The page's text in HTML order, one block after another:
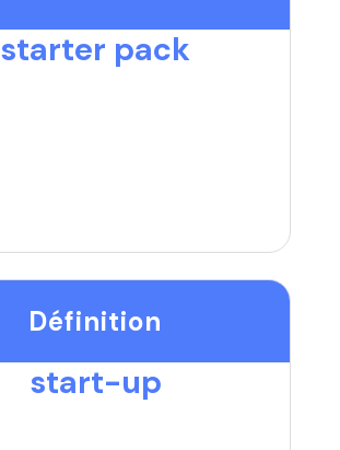
starter pack
Définition
start-up